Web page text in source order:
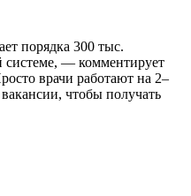
порядка 300 тыс.
системе, — комментирует
врачи работают на 2–
чтобы получать